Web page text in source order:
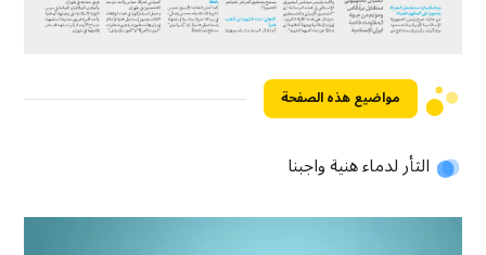
مواضيع هذه الصفحة
الثأر لدماء هنية واجبنا